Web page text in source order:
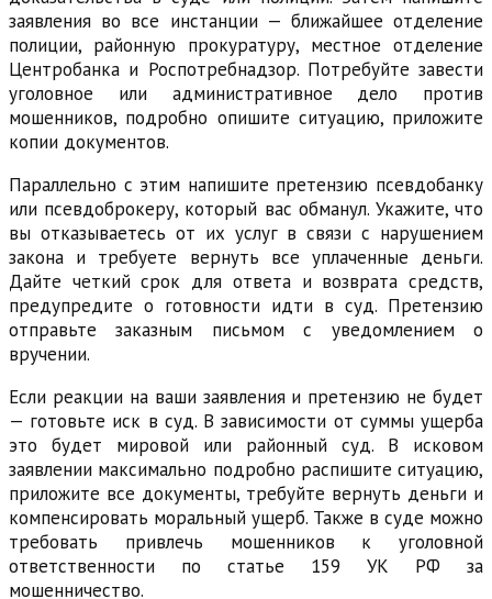
заявления во все инстанции — ближайшее отделение
полиции, районную прокуратуру, местное отделение
Центробанка и Роспотребнадзор. Потребуйте завести
уголовное или административное дело против
мошенников, подробно опишите ситуацию, приложите
копии документов.
Параллельно с этим напишите претензию псевдобанку
или псевдоброкеру, который вас обманул. Укажите, что
вы отказываетесь от их услуг в связи с нарушением
закона и требуете вернуть все уплаченные деньги.
Дайте четкий срок для ответа и возврата средств,
предупредите о готовности идти в суд. Претензию
отправьте заказным письмом с уведомлением о
вручении.
Если реакции на ваши заявления и претензию не будет
— готовьте иск в суд. В зависимости от суммы ущерба
это будет мировой или районный суд. В исковом
заявлении максимально подробно распишите ситуацию,
приложите все документы, требуйте вернуть деньги и
компенсировать моральный ущерб. Также в суде можно
требовать привлечь мошенников к уголовной
ответственности по статье 159 УК РФ за
мошенничество.